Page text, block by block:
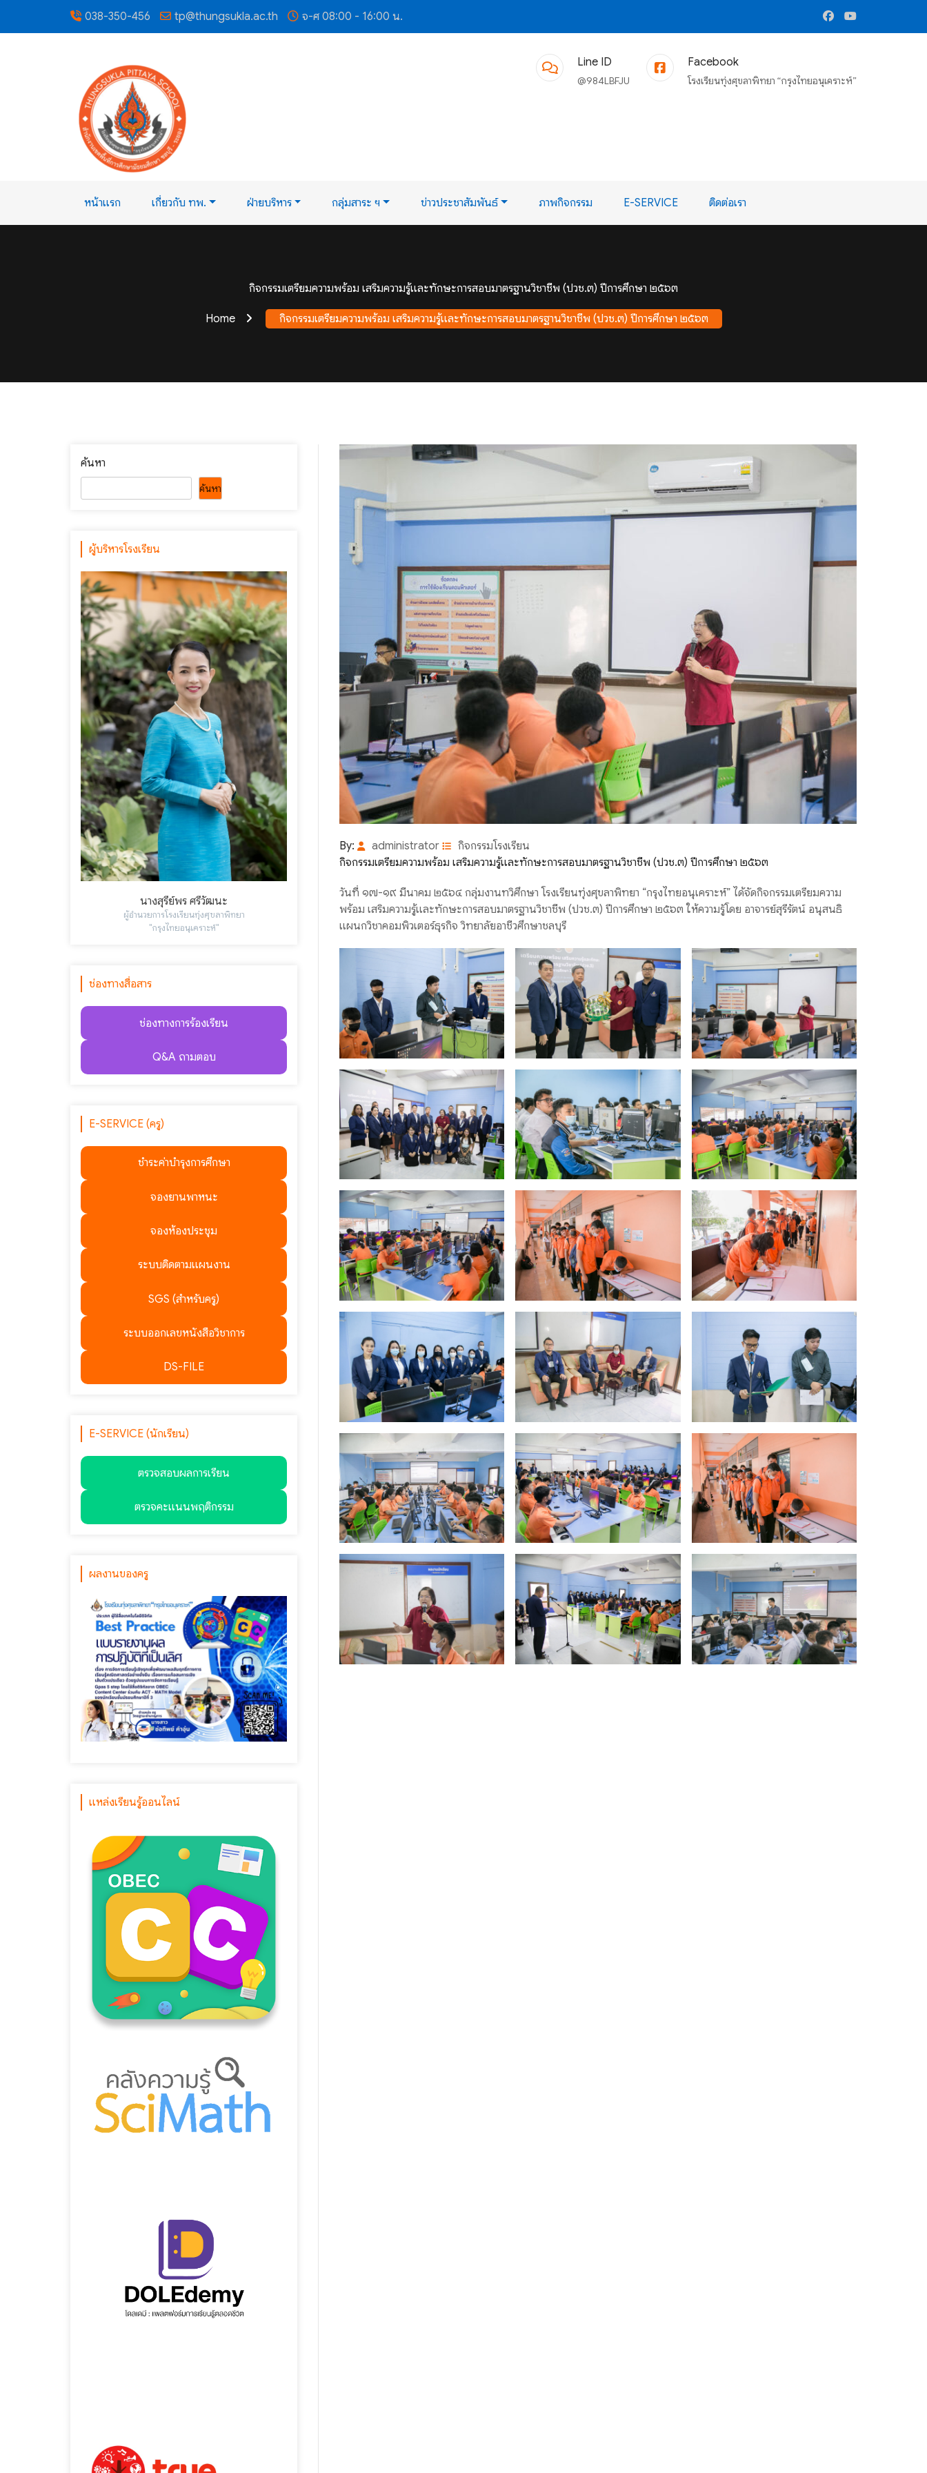
038-350-456 tp@thungsukla.ac.th จ-ศ 08:00 - 16:00 น.
Line ID
@984LBFJU
Facebook
โรงเรียนทุ่งศุขลาพิทยา “กรุงไทยอนุเคราะห์”
หน้าแรก เกี่ยวกับ ทพ. ฝ่ายบริหาร กลุ่มสาระ ฯ ข่าวประชาสัมพันธ์ ภาพกิจกรรม E-SERVICE ติดต่อเรา
กิจกรรมเตรียมความพร้อม เสริมความรู้และทักษะการสอบมาตรฐานวิชาชีพ (ปวช.๓) ปีการศึกษา ๒๕๖๓
Home กิจกรรมเตรียมความพร้อม เสริมความรู้และทักษะการสอบมาตรฐานวิชาชีพ (ปวช.๓) ปีการศึกษา ๒๕๖๓
ค้นหา
ค้นหา
ผู้บริหารโรงเรียน
นางสุรีย์พร ศรีวัฒนะ
ผู้อำนวยการโรงเรียนทุ่งศุขลาพิทยา
"กรุงไทยอนุเคราะห์"
ช่องทางสื่อสาร
ช่องทางการร้องเรียน
Q&A ถามตอบ
E-SERVICE (ครู)
ชำระค่าบำรุงการศึกษา
จองยานพาหนะ
จองห้องประชุม
ระบบติดตามแผนงาน
SGS (สำหรับครู)
ระบบออกเลขหนังสือวิชาการ
DS-FILE
E-SERVICE (นักเรียน)
ตรวจสอบผลการเรียน
ตรวจคะแนนพฤติกรรม
ผลงานของครู
แหล่งเรียนรู้ออนไลน์
By: administrator
กิจกรรมโรงเรียน
กิจกรรมเตรียมความพร้อม เสริมความรู้และทักษะการสอบมาตรฐานวิชาชีพ (ปวช.๓) ปีการศึกษา ๒๕๖๓
วันที่ ๑๗-๑๙ มีนาคม ๒๕๖๔ กลุ่มงานทวิศึกษา โรงเรียนทุ่งศุขลาพิทยา “กรุงไทยอนุเคราะห์” ได้จัดกิจกรรมเตรียมความ
พร้อม เสริมความรู้และทักษะการสอบมาตรฐานวิชาชีพ (ปวช.๓) ปีการศึกษา ๒๕๖๓ ให้ความรู้โดย อาจารย์สุรีรัตน์ อนุสนธิ
แผนกวิชาคอมพิวเตอร์ธุรกิจ วิทยาลัยอาชีวศึกษาชลบุรี